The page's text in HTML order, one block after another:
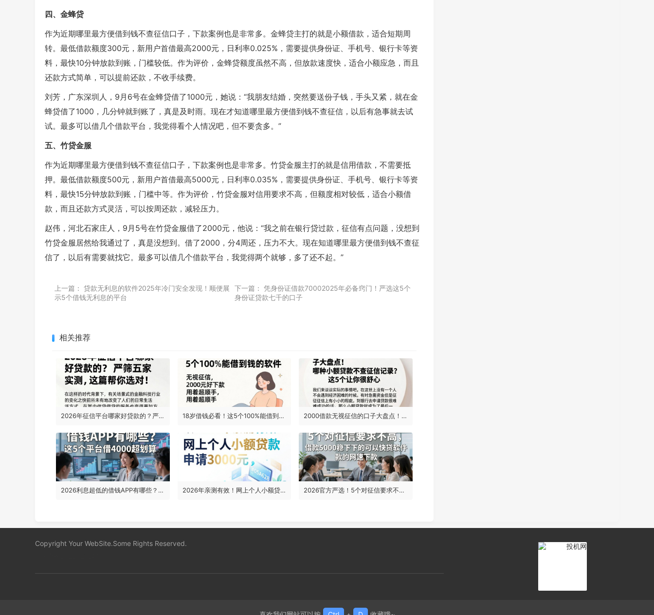
四、金蜂贷
作为近期哪里最方便借到钱不查征信口子，下款案例也是非常多。金蜂贷主打的就是小额借款，适合短期周
转。最低借款额度300元，新用户首借最高2000元，日利率0.025%，需要提供身份证、手机号、银行卡等资
料，最快10分钟放款到账，门槛较低。作为评价，金蜂贷额度虽然不高，但放款速度快，适合小额应急，而且
还款方式简单，可以提前还款，不收手续费。
刘芳，广东深圳人，9月6号在金蜂贷借了1000元，她说：“我朋友结婚，突然要送份子钱，手头又紧，就在金
蜂贷借了1000，几分钟就到账了，真是及时雨。现在才知道哪里最方便借到钱不查征信，以后有急事就去试
试。最多可以借几个借款平台，我觉得看个人情况吧，但不要贪多。”
五、竹贷金服
作为近期哪里最方便借到钱不查征信口子，下款案例也是非常多。竹贷金服主打的就是信用借款，不需要抵
押。最低借款额度500元，新用户首借最高5000元，日利率0.035%，需要提供身份证、手机号、银行卡等资
料，最快15分钟放款到账，门槛中等。作为评价，竹贷金服对信用要求不高，但额度相对较低，适合小额借
款，而且还款方式灵活，可以按周还款，减轻压力。
赵伟，河北石家庄人，9月5号在竹贷金服借了2000元，他说：“我之前在银行贷过款，征信有点问题，没想到
竹贷金服居然给我通过了，真是没想到。借了2000，分4周还，压力不大。现在知道哪里最方便借到钱不查征
信了，以后有需要就找它。最多可以借几个借款平台，我觉得两个就够，多了还不起。”
上一篇： 贷款无利息的软件2025年冷门安全发现！顺便展
示5个借钱无利息的平台
下一篇： 凭身份证借款70002025年必备窍门！严选这5个
身份证贷款七千的口子
相关推荐
2026年征信平台哪家好贷款的？严筛五家实测，这篇帮你选对！ 18岁借钱必看！这5个100%能借到钱的软件，无视征信、2000元好下款，用着超顺手 2000借款无视征信的口子大盘点！哪种小额贷款不查征信记录？这5个让你很舒心
2026利息超低的借钱APP有哪些？这5个平台借4000超划算 2026年亲测有效！网上个人小额贷款申请3000元，这些专业平台融合经验法太实用了 2026官方严选！5个对征信要求不高、借款5000稳下的可以快速下款的网贷软件
Copyright Your WebSite.Some Rights Reserved.